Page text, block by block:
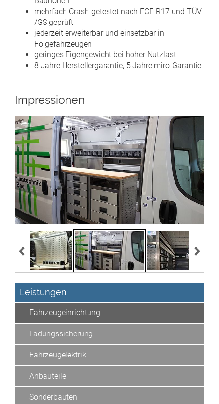
mehrfach Crash-getestet nach ECE-R17 und TÜV
/GS geprüft
jederzeit erweiterbar und einsetzbar in
Folgefahrzeugen
geringes Eigengewicht bei hoher Nutzlast
8 Jahre Herstellergarantie, 5 Jahre miro-Garantie
Impressionen
Leistungen
Fahrzeugeinrichtung
Ladungssicherung
Fahrzeugelektrik
Anbauteile
Sonderbauten